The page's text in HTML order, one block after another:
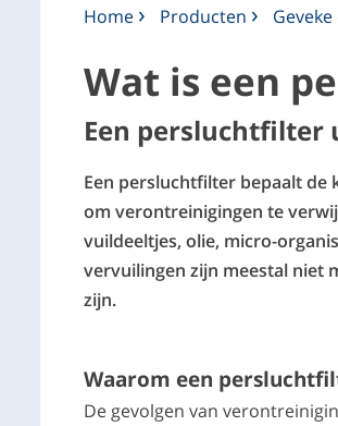
Home Producten
Wat is een
Een persluchtfilter
Een persluchtfilter bepaalt
om verontreinigingen te
vuildeeltjes, olie, micro-
vervuilingen zijn meestal niet
zijn.
Waarom een
De gevolgen van